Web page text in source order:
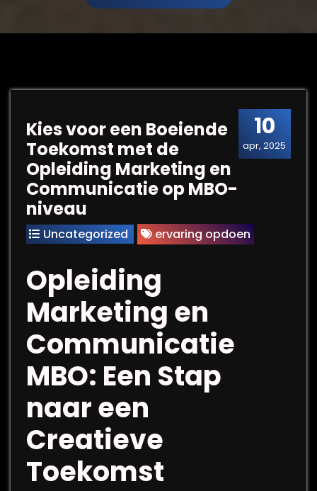
10
apr, 2025
Kies voor een Boeiende
Toekomst met de
Opleiding Marketing en
Communicatie op MBO-
niveau
Uncategorized ervaring opdoen
Opleiding
Marketing en
Communicatie
MBO: Een Stap
naar een
Creatieve
Toekomst